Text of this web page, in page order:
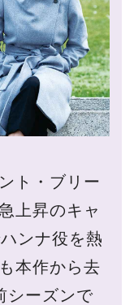
ト・ブリー
上昇のキャ
ンナ役を熱
本作から去
シーズンで